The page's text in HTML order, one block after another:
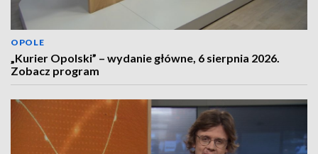
OPOLE
„Kurier Opolski” – wydanie główne, 6 sierpnia 2026.
Zobacz program